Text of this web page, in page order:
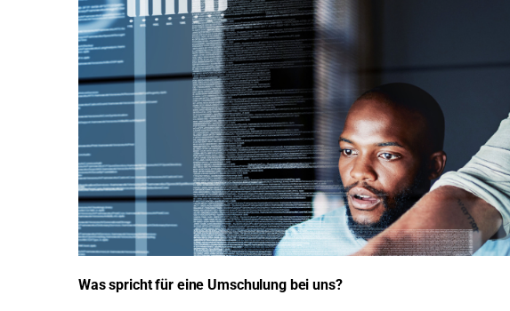
Was spricht für eine Umschulung bei uns?